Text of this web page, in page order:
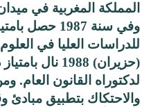
المملكة المغربية في
وفي سنة 1987
للدراسات العليا في
(حزيران) 1988
لدكتوراه القانون العام.
والاحتكاك بتطبيق مبادئ